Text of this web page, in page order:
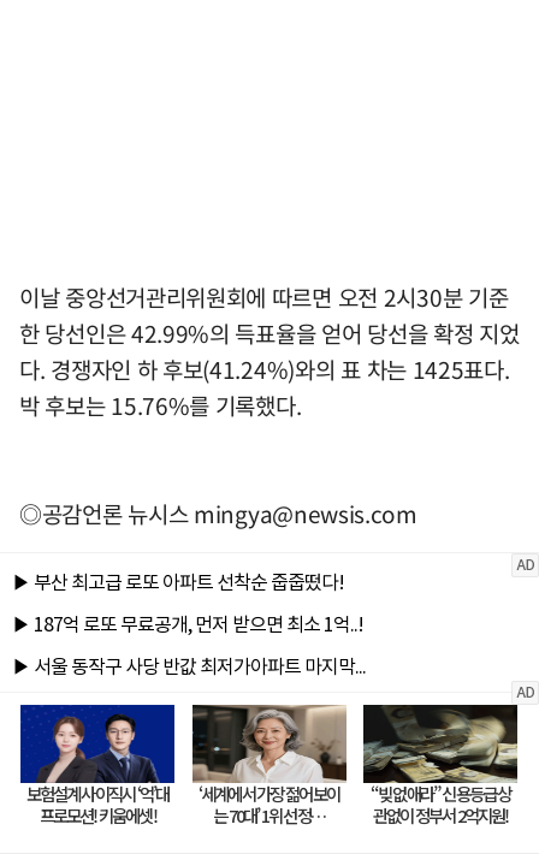
이날 중앙선거관리위원회에 따르면 오전 2시30분 기준
한 당선인은 42.99%의 득표율을 얻어 당선을 확정 지었
다. 경쟁자인 하 후보(41.24%)와의 표 차는 1425표다.
박 후보는 15.76%를 기록했다.
◎공감언론 뉴시스mingya@newsis.com